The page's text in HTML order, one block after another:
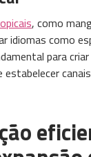
, como
idiomas como
para